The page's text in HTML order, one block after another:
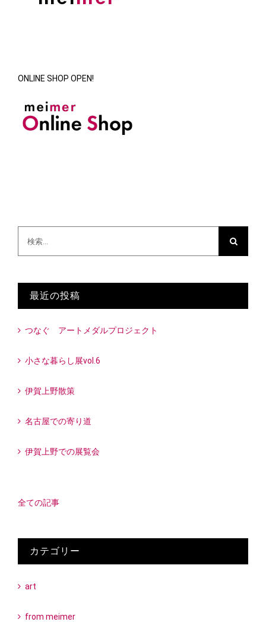
ONLINE SHOP OPEN!
最近の投稿
つなぐ アートメダルプロジェクト
小さな暮らし展vol.6
伊賀上野散策
名古屋での寄り道
伊賀上野での展覧会
全ての記事
カテゴリー
art
from meimer